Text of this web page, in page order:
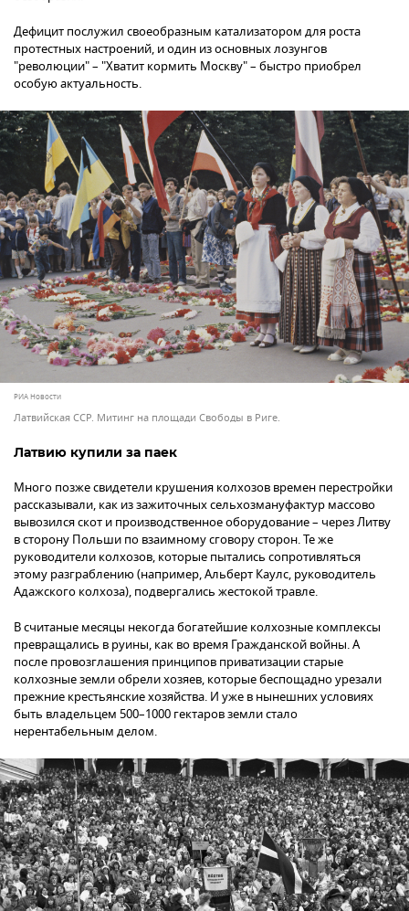
Дефицит послужил своеобразным катализатором для роста
протестных настроений, и один из основных лозунгов
"революции" – "Хватит кормить Москву" – быстро приобрел
особую актуальность.
РИА Новости
Латвийская ССР. Митинг на площади Свободы в Риге.
Латвию купили за паек
Много позже свидетели крушения колхозов времен перестройки
рассказывали, как из зажиточных сельхозмануфактур массово
вывозился скот и производственное оборудование – через Литву
в сторону Польши по взаимному сговору сторон. Те же
руководители колхозов, которые пытались сопротивляться
этому разграблению (например, Альберт Каулс, руководитель
Адажского колхоза), подвергались жестокой травле.
В считаные месяцы некогда богатейшие колхозные комплексы
превращались в руины, как во время Гражданской войны. А
после провозглашения принципов приватизации старые
колхозные земли обрели хозяев, которые беспощадно урезали
прежние крестьянские хозяйства. И уже в нынешних условиях
быть владельцем 500–1000 гектаров земли стало
нерентабельным делом.